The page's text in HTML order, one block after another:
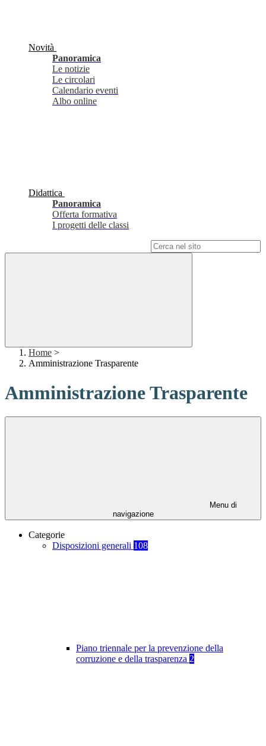
Novità
Panoramica
Le notizie
Le circolari
Calendario eventi
Albo online
Didattica
Panoramica
Offerta formativa
I progetti delle classi
Home >
Amministrazione Trasparente
Amministrazione Trasparente
Menu di
navigazione
Categorie
Disposizioni generali 108
Piano triennale per la prevenzione della
corruzione e della trasparenza 2